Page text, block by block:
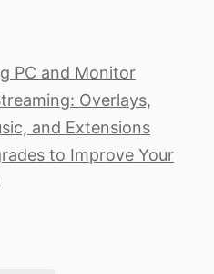
PC and Monitor
Overlays,
and Extensions
to Improve Your